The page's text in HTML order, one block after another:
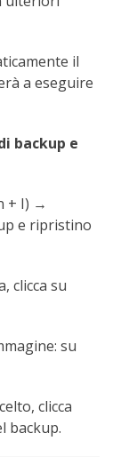
il
a eseguire
backup e
+ I) →
e ripristino
clicca su
su
clicca
backup.